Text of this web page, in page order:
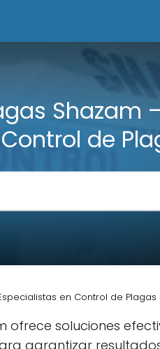
Shazam
de
en Control de Plagas
ofrece soluciones
garantizar